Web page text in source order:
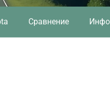
Сравнение